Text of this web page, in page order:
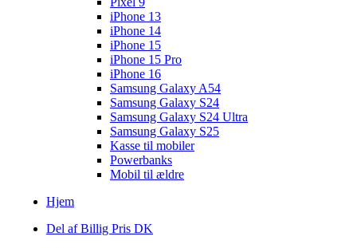
iPhone 13
iPhone 14
iPhone 15
iPhone 15 Pro
iPhone 16
Samsung Galaxy A54
Samsung Galaxy S24
Samsung Galaxy S24 Ultra
Samsung Galaxy S25
Kasse til mobiler
Powerbanks
Mobil til ældre
Hjem
Del af Billig Pris DK